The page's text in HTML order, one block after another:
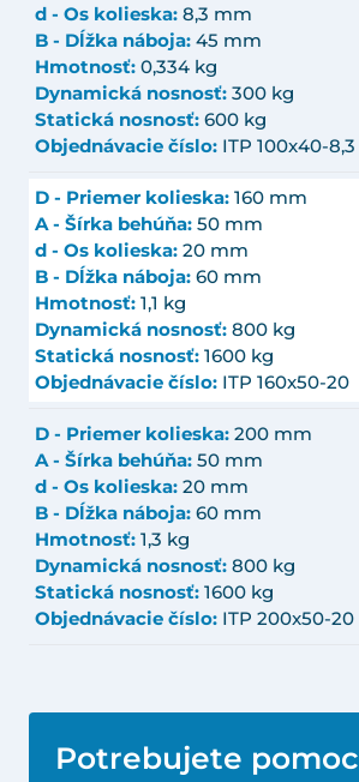
d - Os kolieska: 8,3 mm
B - Dĺžka náboja: 45 mm
Hmotnosť: 0,334 kg
Dynamická nosnosť: 300 kg
Statická nosnosť: 600 kg
Objednávacie číslo: ITP 100x40-8,3
D - Priemer kolieska: 160 mm
A - Šírka behúňa: 50 mm
d - Os kolieska: 20 mm
B - Dĺžka náboja: 60 mm
Hmotnosť: 1,1 kg
Dynamická nosnosť: 800 kg
Statická nosnosť: 1600 kg
Objednávacie číslo: ITP 160x50-20
D - Priemer kolieska: 200 mm
A - Šírka behúňa: 50 mm
d - Os kolieska: 20 mm
B - Dĺžka náboja: 60 mm
Hmotnosť: 1,3 kg
Dynamická nosnosť: 800 kg
Statická nosnosť: 1600 kg
Objednávacie číslo: ITP 200x50-20
Potrebujete pomoc